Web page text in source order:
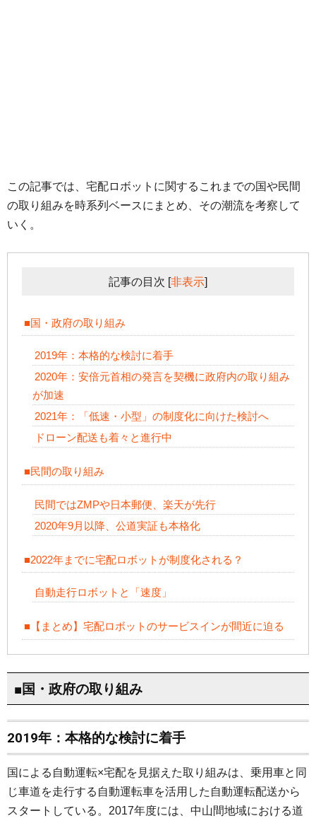
この記事では、宅配ロボットに関するこれまでの国や民間
の取り組みを時系列ベースにまとめ、その潮流を考察して
いく。
記事の目次 [非表示]
■国・政府の取り組み
2019年：本格的な検討に着手
2020年：安倍元首相の発言を契機に政府内の取り組み
が加速
2021年：「低速・小型」の制度化に向けた検討へ
ドローン配送も着々と進行中
■民間の取り組み
民間ではZMPや日本郵便、楽天が先行
2020年9月以降、公道実証も本格化
■2022年までに宅配ロボットが制度化される？
自動走行ロボットと「速度」
■【まとめ】宅配ロボットのサービスインが間近に迫る
■国・政府の取り組み
2019年：本格的な検討に着手
国による自動運転×宅配を見据えた取り組みは、乗用車と同
じ車道を走行する自動運転車を活用した自動運転配送から
スタートしている。2017年度には、中山間地域における道